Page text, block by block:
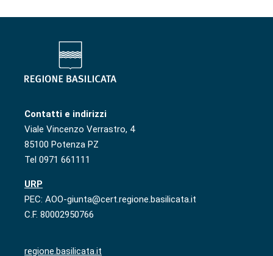
Contatti e indirizzi
Viale Vincenzo Verrastro, 4
85100 Potenza PZ
Tel 0971 661111
URP
PEC: AOO-giunta@cert.regione.basilicata.it
C.F. 80002950766
regione.basilicata.it